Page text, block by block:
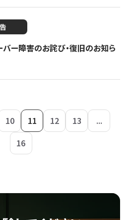
ー障害のお詫び・復旧のお知ら
10 11 12 13
...
16